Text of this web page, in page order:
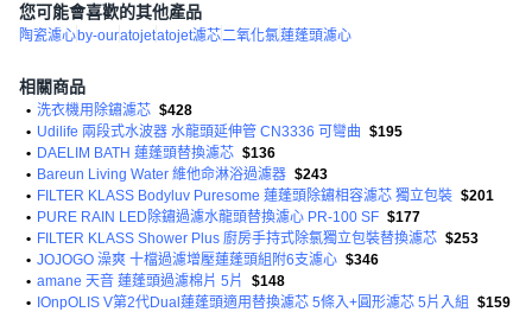
您可能會喜歡的其他產品
陶瓷濾心by-ouratojetatojet濾芯二氧化氯蓮蓬頭濾心
相關商品
• 洗衣機用除鏽濾芯 $428
• Udilife 兩段式水波器 水龍頭延伸管 CN3336 可彎曲 $195
• DAELIM BATH 蓮蓬頭替換濾芯 $136
• Bareun Living Water 維他命淋浴過濾器 $243
• FILTER KLASS Bodyluv Puresome 蓮蓬頭除鏽相容濾芯 獨立包裝 $201
• PURE RAIN LED除鏽過濾水龍頭替換濾心 PR-100 SF $177
• FILTER KLASS Shower Plus 廚房手持式除氯獨立包裝替換濾芯 $253
• JOJOGO 澡爽 十檔過濾增壓蓮蓬頭組附6支濾心 $346
• amane 天音 蓮蓬頭過濾棉片 5片
$148
• IOnpOLIS V第2代Dual蓮蓬頭適用替換濾芯 5條入+圓形濾芯 5片入組
$159